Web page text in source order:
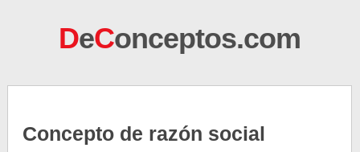
DeConceptos.com
Concepto de razón social